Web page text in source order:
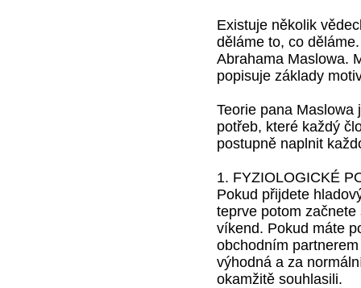
Existuje několik
děláme to, co
Abrahama Maslowa.
popisuje základy
Teorie pana Maslowa
potřeb, které každý
postupně naplnit
1. FYZIOLOGICKÉ
Pokud přijdete
teprve potom
víkend. Pokud máte
obchodním
výhodná a za
okamžitě souhlasili.